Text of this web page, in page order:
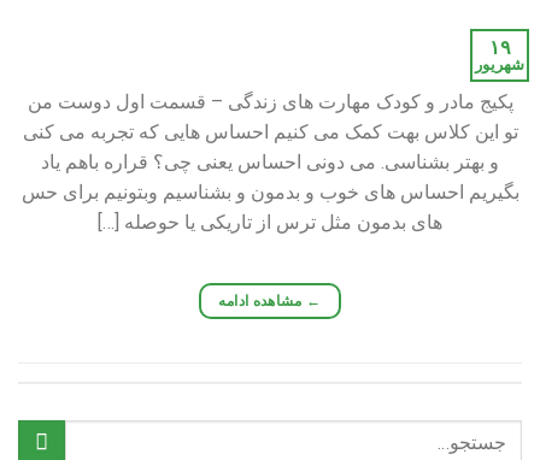
۱۹
شهریور
پکیج مادر و کودک مهارت های زندگی – قسمت اول دوست من
تو این کلاس بهت کمک می کنیم احساس هایی که تجربه می کنی
و بهتر بشناسی. می دونی احساس یعنی چی؟ قراره باهم یاد
بگیریم احساس های خوب و بدمون و بشناسیم وبتونیم برای حس
های بدمون مثل ترس از تاریکی یا حوصله […]
← مشاهده ادامه